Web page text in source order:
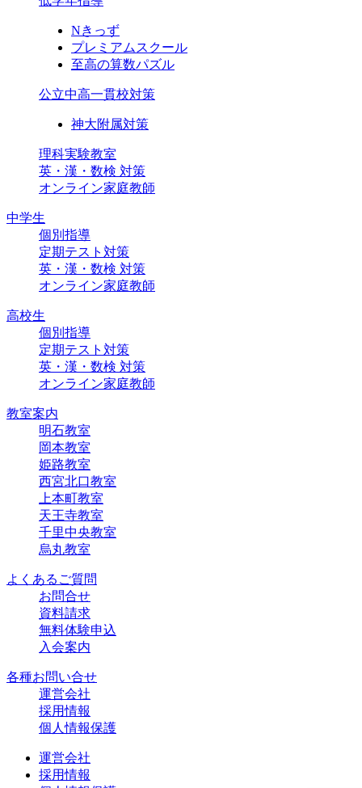
Nきっず
プレミアムスクール
至高の算数パズル
公立中高一貫校対策
神大附属対策
理科実験教室
英・漢・数検 対策
オンライン家庭教師
中学生
個別指導
定期テスト対策
英・漢・数検 対策
オンライン家庭教師
高校生
個別指導
定期テスト対策
英・漢・数検 対策
オンライン家庭教師
教室案内
明石教室
岡本教室
姫路教室
西宮北口教室
上本町教室
天王寺教室
千里中央教室
烏丸教室
よくあるご質問
お問合せ
資料請求
無料体験申込
入会案内
各種お問い合せ
運営会社
採用情報
個人情報保護
運営会社
採用情報